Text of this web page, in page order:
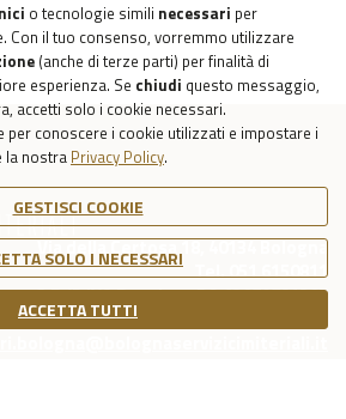
o tecnologie simili necessari per
Con il tuo consenso, vorremmo utilizzare
(anche di terze parti) per finalità di
esperienza. Se chiudi questo messaggio,
accetti solo i cookie necessari.
per conoscere i cookie utilizzati e impostare i
la nostra Privacy Policy.
GESTISCI COOKIE
SOLO I NECESSARI
ACCETTA TUTTI
Via della Certosa 18, 40134 Bologna
Tel. 051 6150811
C.F./P.IVA Reg. Imp. BO 03079781203
Capitale Sociale Int. Vers. €39.215,69